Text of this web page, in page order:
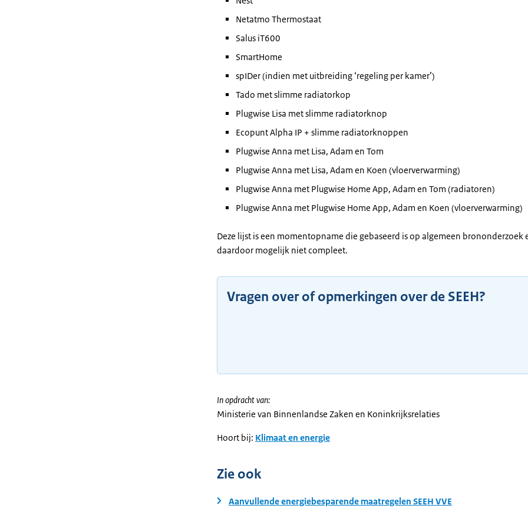
Netatmo Thermostaat
Salus iT600
SmartHome
spIDer (indien met uitbreiding ‘regeling per kamer’)
Tado met slimme radiatorkop
Plugwise Lisa met slimme radiatorknop
Ecopunt Alpha IP + slimme radiatorknoppen
Plugwise Anna met Lisa, Adam en Tom
Plugwise Anna met Lisa, Adam en Koen (vloerverwarming)
Plugwise Anna met Plugwise Home App, Adam en Tom (radiatoren)
Plugwise Anna met Plugwise Home App, Adam en Koen (vloerverwarming)
Deze lijst is een momentopname die gebaseerd is op algemeen brononderzoek
daardoor mogelijk niet compleet.
Vragen over of opmerkingen over de SEEH?
In opdracht van:
Ministerie van Binnenlandse Zaken en Koninkrijksrelaties
Hoort bij: Klimaat en energie
Zie ook
Aanvullende energiebesparende maatregelen SEEH VVE